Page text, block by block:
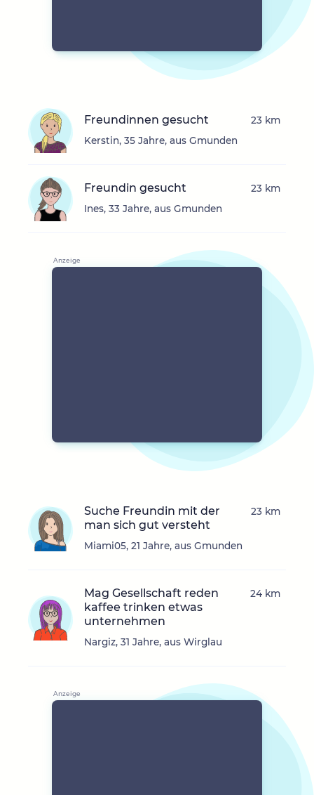
Freundinnen gesucht
Kerstin, 35 Jahre, aus Gmunden
23 km
Freundin gesucht
Ines, 33 Jahre, aus Gmunden
23 km
Suche Freundin mit der
man sich gut versteht
Miami05, 21 Jahre, aus Gmunden
23 km
Mag Gesellschaft reden
kaffee trinken etwas
unternehmen
Nargiz, 31 Jahre, aus Wirglau
24 km